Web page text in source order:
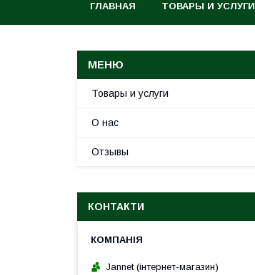
ГЛАВНАЯ ТОВАРЫ И УСЛУГИ
Товары и услуги
О нас
Отзывы
КОНТАКТИ
Jannet (інтернет-магазин)